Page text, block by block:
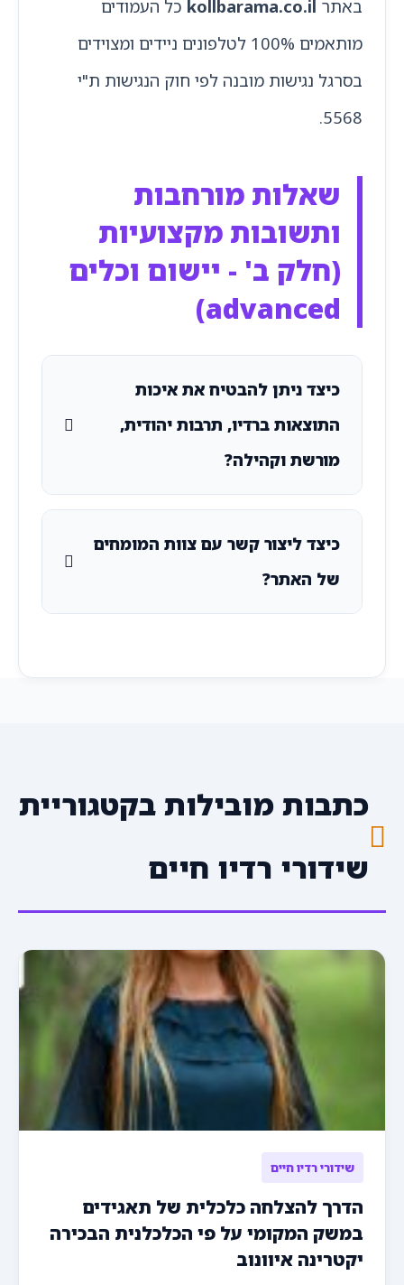
באתר kollbarama.co.il כל העמודים
מותאמים 100% לטלפונים ניידים ומצוידים
בסרגל נגישות מובנה לפי חוק הנגישות ת"י
5568.
שאלות מורחבות
ותשובות מקצועיות
(חלק ב' - יישום וכלים
advanced)
כיצד ניתן להבטיח את איכות
התוצאות ברדיו, תרבות יהודית,
מורשת וקהילה?
כיצד ליצור קשר עם צוות המומחים
של האתר?
כתבות מובילות בקטגוריית
שידורי רדיו חיים
שידורי רדיו חיים
הדרך להצלחה כלכלית של תאגידים
במשק המקומי על פי הכלכלנית הבכירה
יקטרינה איוונוב